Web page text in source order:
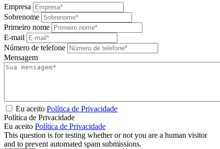
Empresa
Sobrenome
Primeiro nome
E-mail
Número de telefone
Mensagem
Eu aceito Política de Privacidade
Política de Privacidade
Eu aceito Política de Privacidade
This question is for testing whether or not you are a human visitor
and to prevent automated spam submissions.